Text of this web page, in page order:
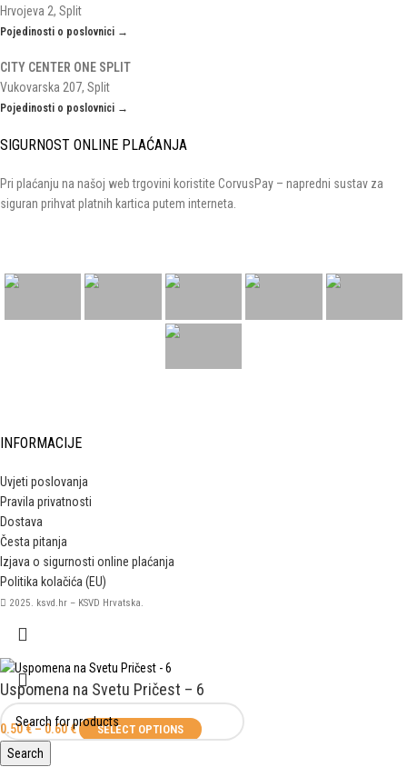
Hrvojeva 2, Split
Pojedinosti o poslovnici →
CITY CENTER ONE SPLIT
Vukovarska 207, Split
Pojedinosti o poslovnici →
SIGURNOST ONLINE PLAĆANJA
Pri plaćanju na našoj web trgovini koristite CorvusPay – napredni sustav za
siguran prihvat platnih kartica putem interneta.
INFORMACIJE
Uvjeti poslovanja
Pravila privatnosti
Dostava
Česta pitanja
Izjava o sigurnosti online plaćanja
Politika kolačića (EU)
2025. ksvd.hr – KSVD Hrvatska.
Search
Uspomena na Svetu Pričest – 6
0.50€–0.60€ SELECT OPTIONS